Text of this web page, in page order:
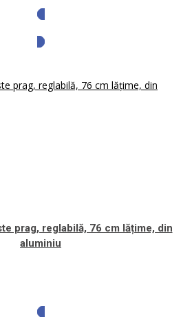
prag, reglabilă, 76 cm lățime, din
aluminiu